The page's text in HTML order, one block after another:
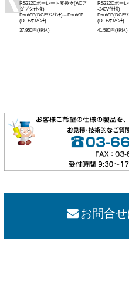
RS232Cボーレート変換器(ACア
ダプタ仕様)
Dsub9P(DCE/ﾒｽ/ｲﾝﾁ)⇔Dsub9P
(DTE/ｵｽ/ｲﾝﾁ)
37,950円(税込)
RS232Cボー
-240V仕様)
Dsub9P(DCE/
(DTE/ｵｽ/ｲﾝﾁ)
41,580円(税込)
お問合